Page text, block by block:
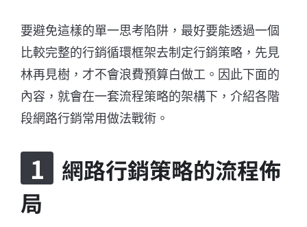
要避免這樣的單一思考陷阱，最好要能透過一個
比較完整的行銷循環框架去制定行銷策略，先見
林再見樹，才不會浪費預算白做工。因此下面的
內容，就會在一套流程策略的架構下，介紹各階
段網路行銷常用做法戰術。
網路行銷策略的流程佈
局